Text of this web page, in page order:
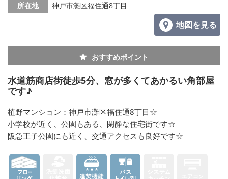
所在地
神戸市灘区福住通8丁目
地図を見る
おすすめポイント
水道筋商店街徒歩5分、窓が多くてあかるい角部屋
です♪
植野マンション：神戸市灘区福住通8丁目☆
小学校が近く、公園もある、閑静な住宅街です☆
阪急王子公園にも近く、交通アクセスも良好です☆